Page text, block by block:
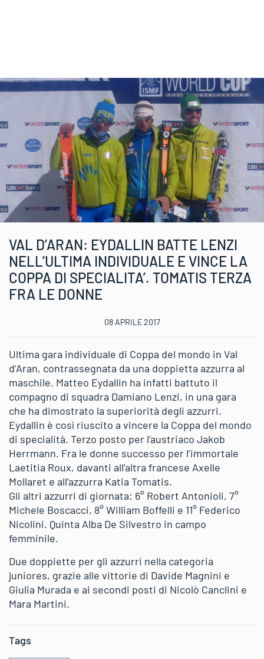
VAL D’ARAN: EYDALLIN BATTE LENZI
NELL’ULTIMA INDIVIDUALE E VINCE LA
COPPA DI SPECIALITA’. TOMATIS TERZA
FRA LE DONNE
08 APRILE 2017
Ultima gara individuale di Coppa del mondo in Val
d’Aran, contrassegnata da una doppietta azzurra al
maschile. Matteo Eydallin ha infatti battuto il
compagno di squadra Damiano Lenzi, in una gara
che ha dimostrato la superiorità degli azzurri.
Eydallin è così riuscito a vincere la Coppa del mondo
di specialità. Terzo posto per l’austriaco Jakob
Herrmann. Fra le donne successo per l’immortale
Laetitia Roux, davanti all’altra francese Axelle
Mollaret e all’azzurra Katia Tomatis.
Gli altri azzurri di giornata: 6° Robert Antonioli, 7°
Michele Boscacci, 8° William Boffelli e 11° Federico
Nicolini. Quinta Alba De Silvestro in campo
femminile.
Due doppiette per gli azzurri nella categoria
juniores, grazie alle vittorie di Davide Magnini e
Giulia Murada e ai secondi posti di Nicolò Canclini e
Mara Martini.
Tags